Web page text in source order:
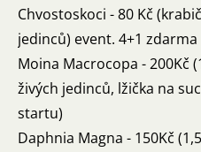
Chvostoskoci - 80 Kč
jedinců) event. 4+1 zdarma
Moina Macrocopa - 200Kč
živých jedinců, lžička na
startu)
Daphnia Magna - 150Kč